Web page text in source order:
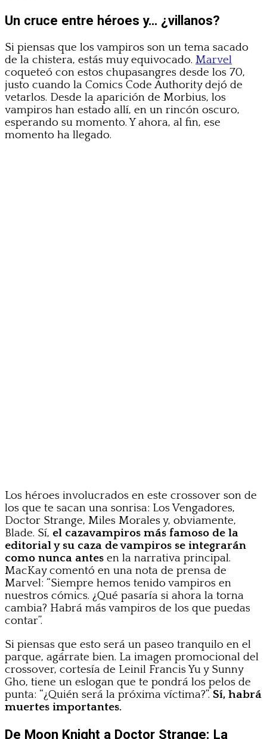
Un cruce entre héroes y… ¿villanos?
Si piensas que los vampiros son un tema sacado
de la chistera, estás muy equivocado. Marvel
coqueteó con estos chupasangres desde los 70,
justo cuando la Comics Code Authority dejó de
vetarlos. Desde la aparición de Morbius, los
vampiros han estado allí, en un rincón oscuro,
esperando su momento. Y ahora, al fin, ese
momento ha llegado.
Los héroes involucrados en este crossover son de
los que te sacan una sonrisa: Los Vengadores,
Doctor Strange, Miles Morales y, obviamente,
Blade. Sí, el cazavampiros más famoso de la
editorial y su caza de vampiros se integrarán
como nunca antes en la narrativa principal.
MacKay comentó en una nota de prensa de
Marvel: “Siempre hemos tenido vampiros en
nuestros cómics. ¿Qué pasaría si ahora la torna
cambia? Habrá más vampiros de los que puedas
contar”.
Si piensas que esto será un paseo tranquilo en el
parque, agárrate bien. La imagen promocional del
crossover, cortesía de Leinil Francis Yu y Sunny
Gho, tiene un eslogan que te pondrá los pelos de
punta: “¿Quién será la próxima víctima?”. Sí, habrá
muertes importantes.
De Moon Knight a Doctor Strange: La